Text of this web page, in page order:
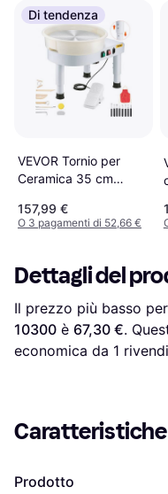
Di tendenza
VEVOR Tornio per
Ceramica 35 cm
min
157,99 €
O 3 pagamenti di 52,66 €
Dettagli del
Il prezzo più basso per
10300 è 67,30 €.
economica da 1
Caratteristiche
Prodotto